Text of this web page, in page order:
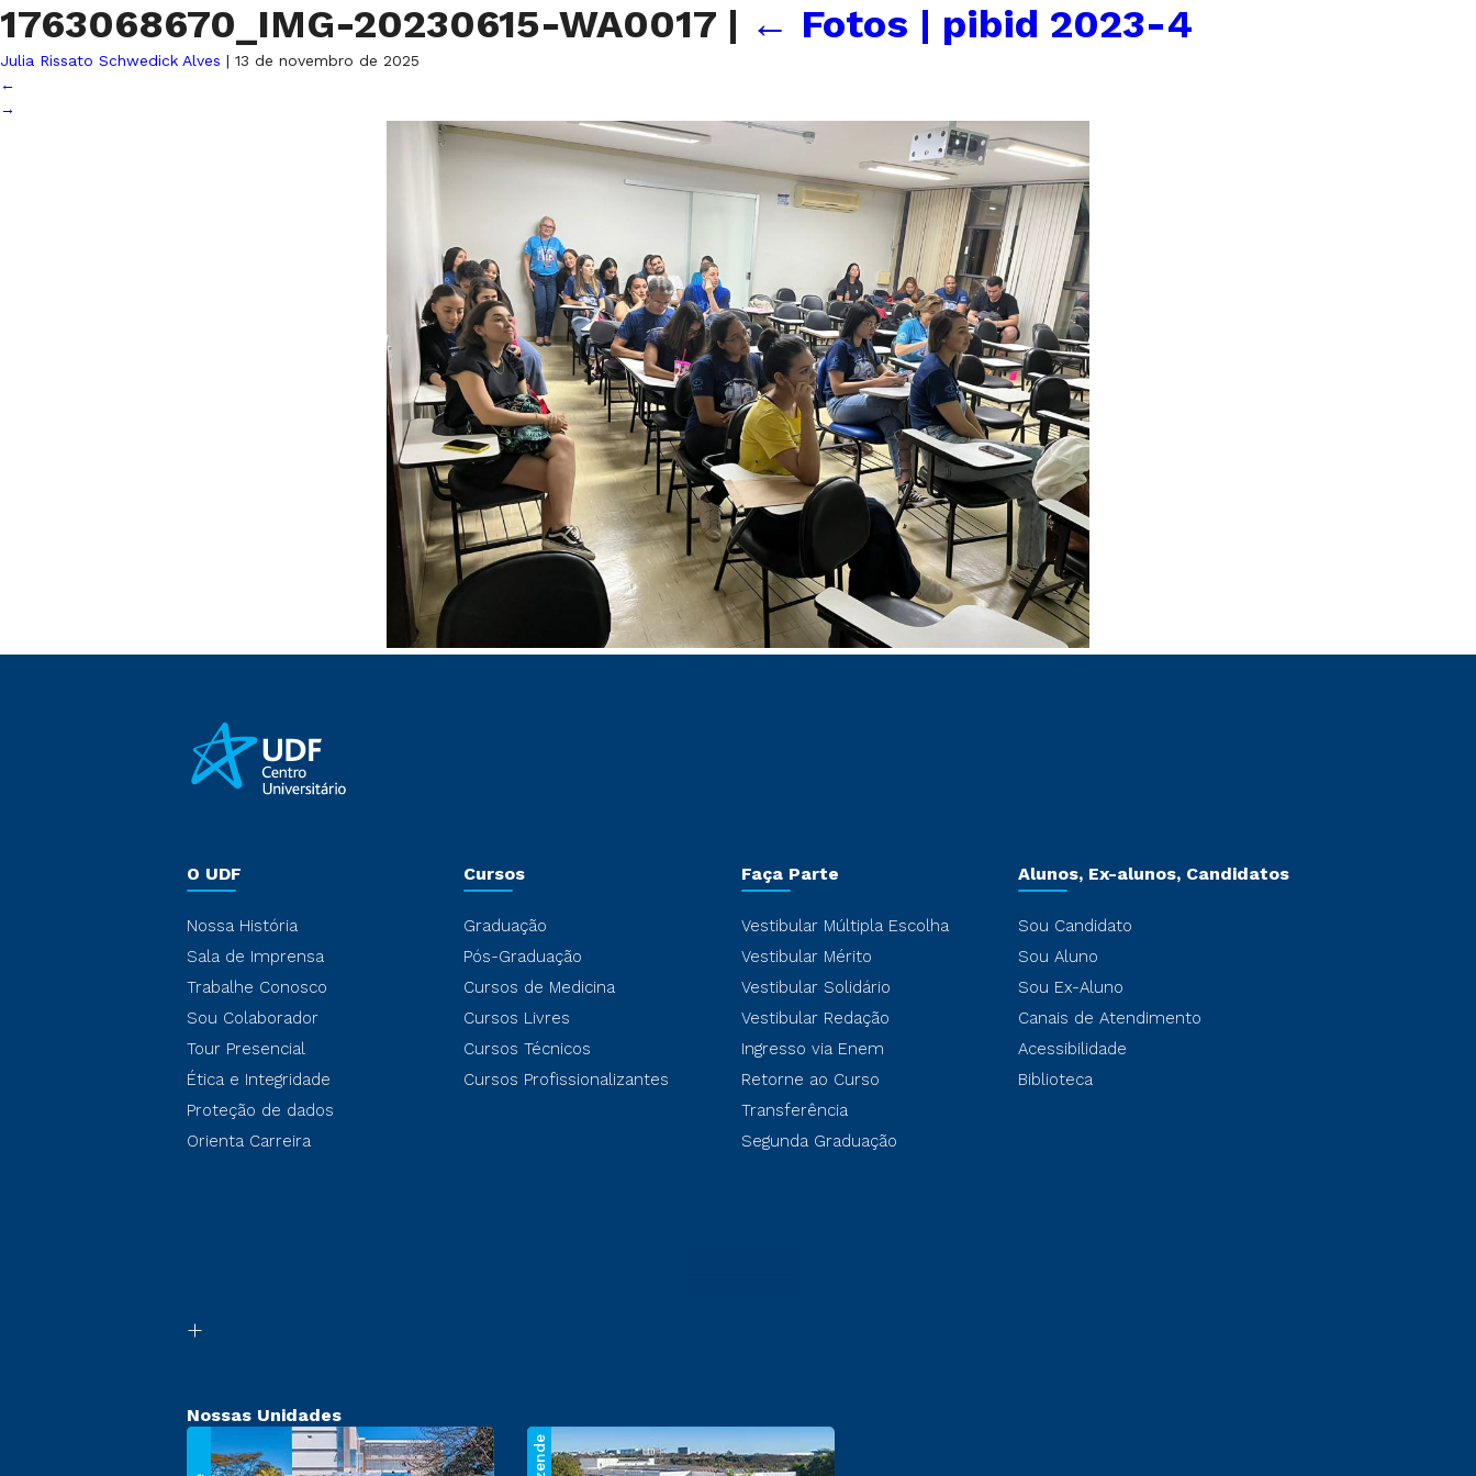
1763068670_IMG-20230615-WA0017 | ← Fotos | pibid 2023-4
Julia Rissato Schwedick Alves | 13 de novembro de 2025
←
→
O UDF
Nossa História
Sala de Imprensa
Trabalhe Conosco
Sou Colaborador
Tour Presencial
Ética e Integridade
Proteção de dados
Orienta Carreira
Cursos
Graduação
Pós-Graduação
Cursos de Medicina
Cursos Livres
Cursos Técnicos
Cursos Profissionalizantes
Faça Parte
Vestibular Múltipla Escolha
Vestibular Mérito
Vestibular Solidário
Vestibular Redação
Ingresso via Enem
Retorne ao Curso
Transferência
Segunda Graduação
Alunos, Ex-alunos, Candidatos
Sou Candidato
Sou Aluno
Sou Ex-Aluno
Canais de Atendimento
Acessibilidade
Biblioteca
Nossas Unidades